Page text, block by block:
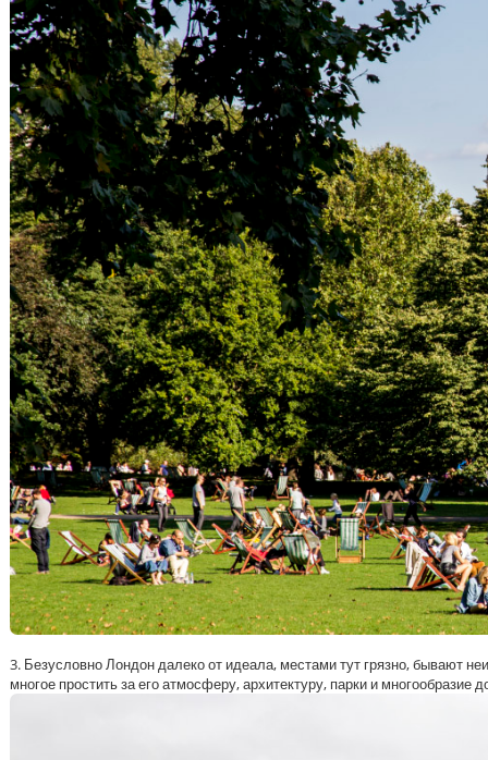
3. Безусловно Лондон далеко от идеала, местами тут грязно, бывают
многое простить за его атмосферу, архитектуру, парки и многообразие